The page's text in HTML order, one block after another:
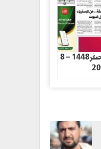
صحيفة الثورة السبت 25 صفر1448 – 8